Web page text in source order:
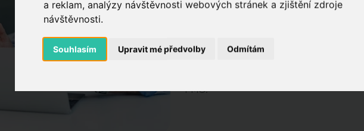
a reklam, analýzy návštěvnosti webových stránek a zjištění zdroje
návštěvnosti.
Souhlasím Odmítám
Upravit mé předvolby
PMO ředitelé: naučí se redesignovat a
pochopí, jak
prostředí.
PMO.